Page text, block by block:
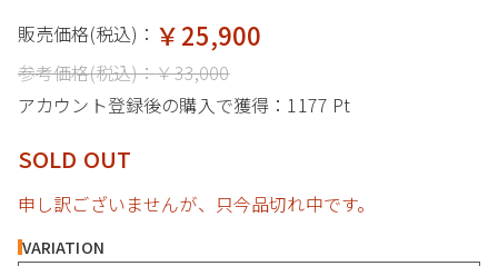
販売価格(税込)： ￥25,900
参考価格(税込)：￥33,000
アカウント登録後の購入で獲得： 1177 Pt
SOLD OUT
申し訳ございませんが、只今品切れ中です。
VARIATION